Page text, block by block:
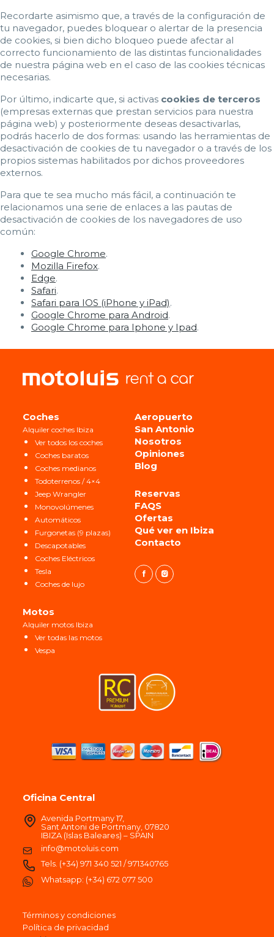
Recordarte asimismo que, a través de la configuración de
tu navegador, puedes bloquear o alertar de la presencia
de cookies, si bien dicho bloqueo puede afectar al
correcto funcionamiento de las distintas funcionalidades
de nuestra página web en el caso de las cookies técnicas
necesarias.
Por último, indicarte que, si activas cookies de terceros
(empresas externas que prestan servicios para nuestra
página web) y posteriormente deseas desactivarlas,
podrás hacerlo de dos formas: usando las herramientas de
desactivación de cookies de tu navegador o a través de los
propios sistemas habilitados por dichos proveedores
externos.
Para que te sea mucho más fácil, a continuación te
relacionamos una serie de enlaces a las pautas de
desactivación de cookies de los navegadores de uso
común:
Google Chrome.
Mozilla Firefox.
Edge.
Safari.
Safari para IOS (iPhone y iPad).
Google Chrome para Android.
Google Chrome para Iphone y Ipad.
Oficina Central
Avenida Portmany 17,
Sant Antoni de Portmany, 07820
IBIZA (Islas Baleares) – SPAIN
info@motoluis.com
Tels. (+34) 971 340 521 /971340765
Whatsapp: (+34) 672 077 500
Coches
Alquiler coches Ibiza
Ver todos los coches
Coches baratos
Coches medianos
Todoterrenos / 4×4
Jeep Wrangler
Monovolúmenes
Automáticos
Furgonetas (9 plazas)
Descapotables
Coches Eléctricos
Tesla
Coches de lujo
Motos
Alquiler motos Ibiza
Ver todas las motos
Vespa
Aeropuerto
San Antonio
Nosotros
Opiniones
Blog
Reservas
FAQS
Ofertas
Qué ver en Ibiza
Contacto
Términos y condiciones
Política de privacidad